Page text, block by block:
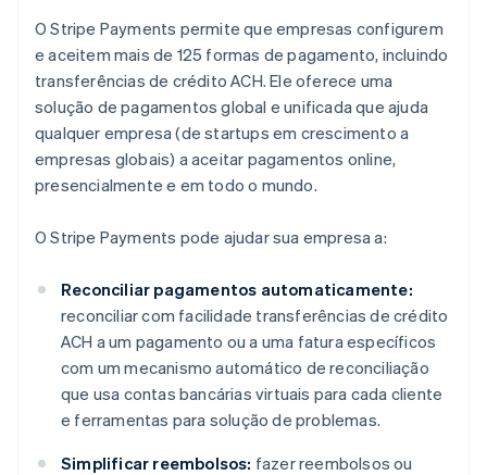
O Stripe Payments permite que empresas configurem
e aceitem mais de 125 formas de pagamento, incluindo
transferências de crédito ACH. Ele oferece uma
solução de pagamentos global e unificada que ajuda
qualquer empresa (de startups em crescimento a
empresas globais) a aceitar pagamentos online,
presencialmente e em todo o mundo.
O Stripe Payments pode ajudar sua empresa a:
Reconciliar pagamentos automaticamente:
reconciliar com facilidade transferências de crédito
ACH a um pagamento ou a uma fatura específicos
com um mecanismo automático de reconciliação
que usa contas bancárias virtuais para cada cliente
e ferramentas para solução de problemas.
Simplificar reembolsos: fazer reembolsos ou